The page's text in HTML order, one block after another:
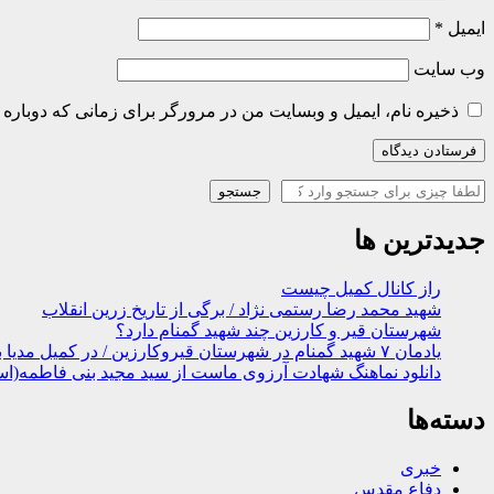
ایمیل *
وب‌ سایت
ذخیره نام، ایمیل و وبسایت من در مرورگر برای زمانی که
جستجو جستجو
جدیدترین ها
راز کانال کمیل چیست
شهید محمد رضا رستمی نژاد / برگی از تاریخ زرین انقلاب
شهرستان قیر و کارزین چند شهید گمنام دارد؟
یادمان ۷ شهید گمنام در شهرستان قیروکارزین / در کمیل مدیا ببینید
دانلود نماهنگ شهادت آرزوی ماست از سید مجید بنی
دسته‌ها
خبری
دفاع مقدس